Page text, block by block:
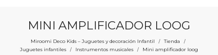
MINI AMPLIFICADOR LOOG
Miroomi Deco Kids – Juguetes y decoración Infantil / Tienda /
Juguetes infantiles / Instrumentos musicales / Mini amplificador loog